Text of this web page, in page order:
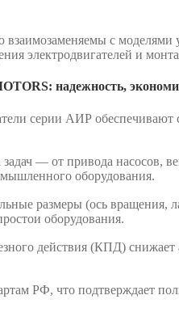
с
электродвигателей и
надежность,
серии АИР обеспечивают
— от привода насосов,
оборудования.
размеры (ось вращения,
оборудования.
действия (КПД)
РФ, что подтверждает